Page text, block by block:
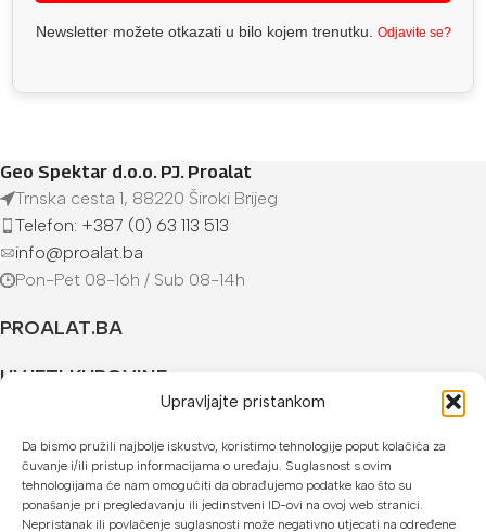
Upravljajte pristankom
Da bismo pružili najbolje iskustvo, koristimo tehnologije poput kolačića za
čuvanje i/ili pristup informacijama o uređaju. Suglasnost s ovim
tehnologijama će nam omogućiti da obrađujemo podatke kao što su
ponašanje pri pregledavanju ili jedinstveni ID-ovi na ovoj web stranici.
Nepristanak ili povlačenje suglasnosti može negativno utjecati na određene
Newsletter možete otkazati u bilo kojem trenutku. Odjavite se?
Geo Spektar d.o.o. PJ. Proalat
Trnska cesta 1, 88220 Široki Brijeg
Telefon: +387 (0) 63 113 513
info@proalat.ba
Pon-Pet 08-16h / Sub 08-14h
PROALAT.BA
UVJETI KUPOVINE
U našoj web trgovini možete platiti:
Kreditnim karticama jednokratno ili do 24 rate